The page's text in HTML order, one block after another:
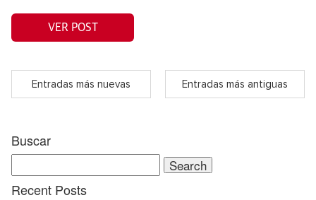
VER POST
Entradas más nuevas Entradas más antiguas
Buscar
Search
for:
Recent Posts